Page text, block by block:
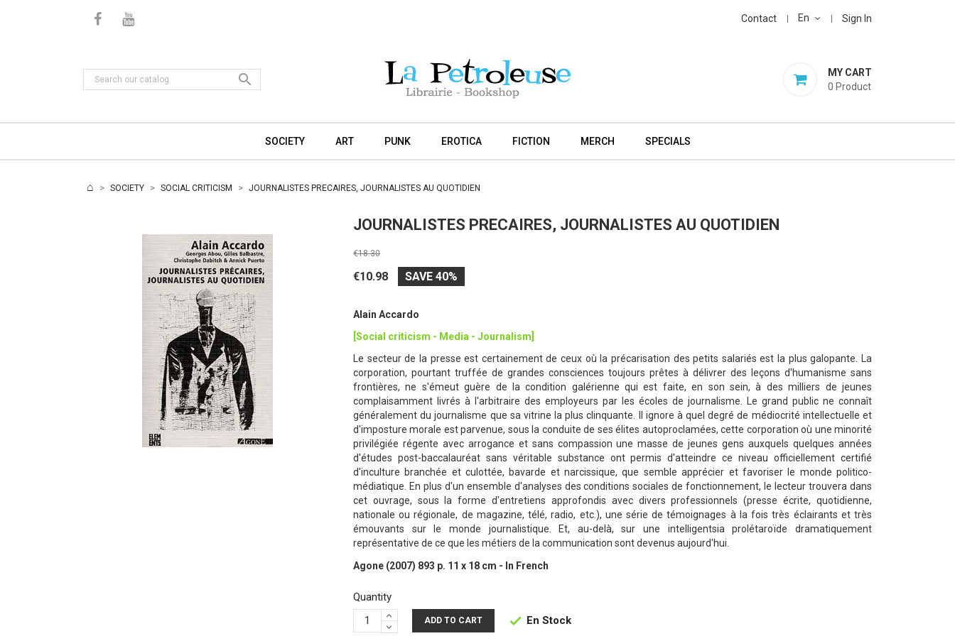
Contact En Sign In
MY CART
0 Product

SOCIETY ART PUNK EROTICA FICTION MERCH SPECIALS
SOCIETY SOCIAL CRITICISM JOURNALISTES PRECAIRES, JOURNALISTES AU QUOTIDIEN
JOURNALISTES PRECAIRES, JOURNALISTES AU QUOTIDIEN
€18.30
€10.98 SAVE 40%
Alain Accardo
[Social criticism - Media - Journalism]
Le secteur de la presse est certainement de ceux où la précarisation des petits salariés est la plus galopante. La
corporation, pourtant truffée de grandes consciences toujours prêtes à délivrer des leçons d'humanisme sans
frontières, ne s'émeut guère de la condition galérienne qui est faite, en son sein, à des milliers de jeunes
complaisamment livrés à l'arbitraire des employeurs par les écoles de journalisme. Le grand public ne connaît
généralement du journalisme que sa vitrine la plus clinquante. II ignore à quel degré de médiocrité intellectuelle et
d'imposture morale est parvenue, sous la conduite de ses élites autoproclamées, cette corporation où une minorité
privilégiée régente avec arrogance et sans compassion une masse de jeunes gens auxquels quelques années
d'études post-baccalauréat sans véritable substance ont permis d'atteindre ce niveau officiellement certifié
d'inculture branchée et culottée, bavarde et narcissique, que semble apprécier et favoriser le monde politico-
médiatique. En plus d'un ensemble d'analyses des conditions sociales de fonctionnement, le lecteur trouvera dans
cet ouvrage, sous la forme d'entretiens approfondis avec divers professionnels (presse écrite, quotidienne,
nationale ou régionale, de magazine, télé, radio, etc.), une série de témoignages à la fois très éclairants et très
émouvants sur le monde journalistique. Et, au-delà, sur une intelligentsia prolétaroïde dramatiquement
représentative de ce que les métiers de la communication sont devenus aujourd'hui.
Agone (2007) 893 p. 11 x 18 cm - In French
Quantity
ADD TO CART  En Stock